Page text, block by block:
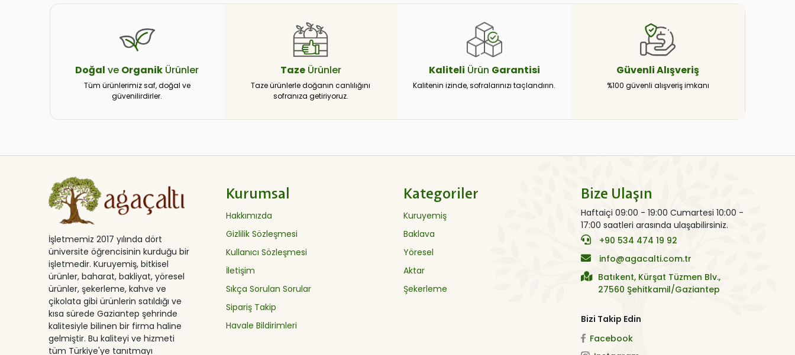
Doğal ve Organik Ürünler
Tüm ürünlerimiz saf, doğal ve
güvenilirdirler.
TazeÜrünler
Taze ürünlerle doğanın canlılığını
sofranıza getiriyoruz.
Kaliteli Ürün Garantisi
Kalitenin izinde, sofralarınızı taçlandırın.
GüvenliAlışveriş
%100 güvenli alışveriş imkanı
İşletmemiz 2017 yılında dört
üniversite öğrencisinin kurduğu bir
işletmedir. Kuruyemiş, bitkisel
ürünler, baharat, bakliyat, yöresel
ürünler, şekerleme, kahve ve
çikolata gibi ürünlerin satıldığı ve
kısa sürede Gaziantep şehrinde
kalitesiyle bilinen bir firma haline
gelmiştir. Bu kaliteyi ve hizmeti
tüm Türkiye'ye tanıtmayı
Kurumsal
Hakkımızda
Gizlilik Sözleşmesi
Kullanıcı Sözleşmesi
İletişim
Sıkça Sorulan Sorular
Sipariş Takip
Havale Bildirimleri
Kategoriler
Kuruyemiş
Baklava
Yöresel
Aktar
Şekerleme
Bize Ulaşın
Haftaiçi 09:00 - 19:00 Cumartesi 10:00 -
17:00 saatleri arasında ulaşabilirsiniz.
+90 534 474 19 92
info@agacalti.com.tr
Batıkent, Kürşat Tüzmen Blv.,
27560 Şehitkamil/Gaziantep
Bizi Takip Edin
Facebook